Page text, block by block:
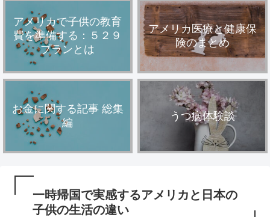
アメリカで子供の教育
費を準備する：５２９
プランとは
アメリカ医療と健康保
険のまとめ
お金に関する記事 総集
編
うつ病体験談
一時帰国で実感するアメリカと日本の
子供の生活の違い